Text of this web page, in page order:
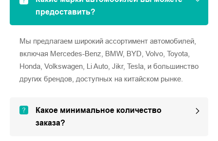
предоставить?
Мы предлагаем широкий ассортимент автомобилей,
включая Mercedes-Benz, BMW, BYD, Volvo, Toyota,
Honda, Volkswagen, Li Auto, Jikr, Tesla, и большинство
других брендов, доступных на китайском рынке.
Какое минимальное количество
заказа?